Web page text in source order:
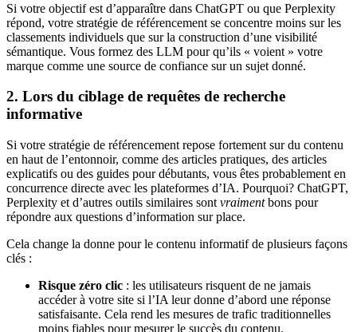
Si votre objectif est d’apparaître dans ChatGPT ou que Perplexity
répond, votre stratégie de référencement se concentre moins sur les
classements individuels que sur la construction d’une visibilité
sémantique. Vous formez des LLM pour qu’ils « voient » votre
marque comme une source de confiance sur un sujet donné.
2. Lors du ciblage de requêtes de recherche
informative
Si votre stratégie de référencement repose fortement sur du contenu
en haut de l’entonnoir, comme des articles pratiques, des articles
explicatifs ou des guides pour débutants, vous êtes probablement en
concurrence directe avec les plateformes d’IA. Pourquoi? ChatGPT,
Perplexity et d’autres outils similaires sont vraimentbons pour
répondre aux questions d’information sur place.
Cela change la donne pour le contenu informatif de plusieurs façons
clés :
Risque zéro clic : les utilisateurs risquent de ne jamais
accéder à votre site si l’IA leur donne d’abord une réponse
satisfaisante. Cela rend les mesures de trafic traditionnelles
moins fiables pour mesurer le succès du contenu.